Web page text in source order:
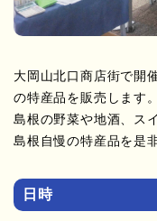
大岡山北口商店街で開
の特産品を販売します。
島根の野菜や地酒、ス
島根自慢の特産品を是
日時